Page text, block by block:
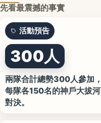
先看最震撼的事實
活動預告
300人
兩隊合計總勢300人參加，
每隊各150名的神戶大拔河
對決。